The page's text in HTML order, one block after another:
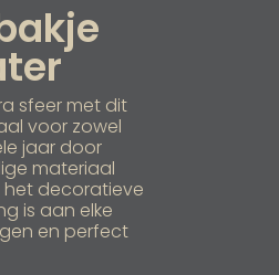
sfeer met dit
voor zowel
jaar door
materiaal
het decoratieve
is aan elke
en perfect